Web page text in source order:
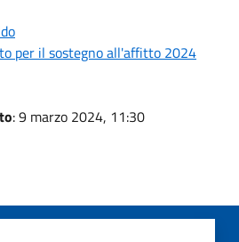
per il sostegno all'affitto 2024
: 9 marzo 2024, 11:30